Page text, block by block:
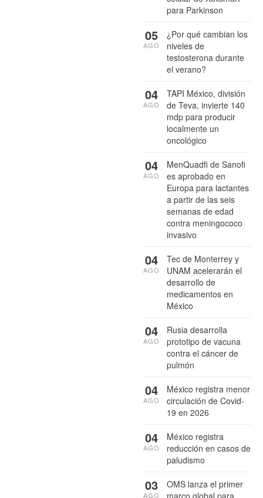
para Parkinson
¿Por qué cambian los
niveles de
testosterona durante
el verano?
05
AGO
TAPI México, división
de Teva, invierte 140
mdp para producir
localmente un
oncológico
04
AGO
MenQuadfi de Sanofi
es aprobado en
Europa para lactantes
a partir de las seis
semanas de edad
contra meningococo
invasivo
04
AGO
Tec de Monterrey y
UNAM acelerarán el
desarrollo de
medicamentos en
México
04
AGO
Rusia desarrolla
prototipo de vacuna
contra el cáncer de
pulmón
04
AGO
México registra menor
circulación de Covid-
19 en 2026
04
AGO
México registra
reducción en casos de
paludismo
04
AGO
OMS lanza el primer
03
AGO